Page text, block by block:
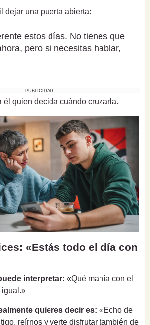
dejar una puerta abierta:
estos días. No tienes que
pero si necesitas hablar,
PUBLICIDAD
él quien decida cuándo cruzarla.
«Estás todo el día con
interpretar: «Qué manía con el
igual.»
quieres decir es: «Echo de
reírnos y verte disfrutar también de